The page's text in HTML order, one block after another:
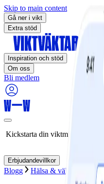
Skip to main content
Gå ner i vikt
Extra stöd
Inspiration och stöd
Om oss
Bli medlem
Kickstarta din
Erbjudandevillkor
Blogg Hälsa & välbefinnande